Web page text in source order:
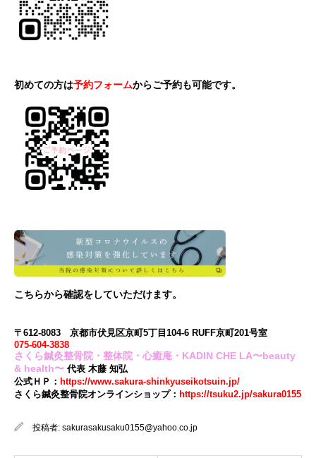
初めての方は予約フォームからご予約も可能です。
こちらから確認をしていただけます。
〒612-8083 京都市伏見区京町5丁目104-6 RUFF京町201号室
075-604-3838
さくら鍼灸整骨院・整体院・心癒庵・KADIN CHE LA〜beauty
& health〜 代表 木藤 知弘
公式ＨＰ： https://www.sakura-shinkyuseikotsuin.jp/
さくら鍼灸整骨院オンラインショップ： https://tsuku2.jp/sakura0155
投稿者: sakurasakusaku0155@yahoo.co.jp